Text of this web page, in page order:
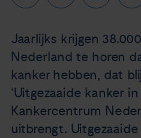
Nieuws
Agenda
Over ons
Jaarlijks krijgen
Nederland te horen
kanker hebben, dat
‘Uitgezaaide kanker
Kankercentrum
uitbrengt.